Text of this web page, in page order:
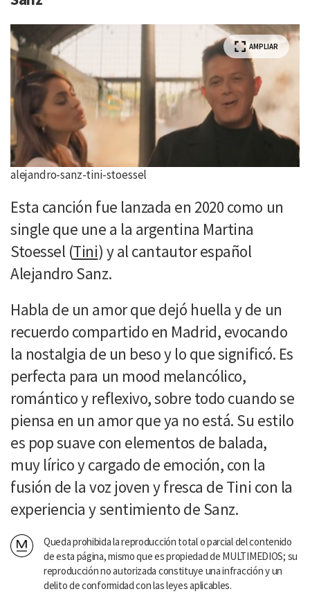
AMPLIAR
alejandro-sanz-tini-stoessel
Esta canción fue lanzada en 2020 como un
single que une a la argentina Martina
Stoessel (Tini) y al cantautor español
Alejandro Sanz.
Habla de un amor que dejó huella y de un
recuerdo compartido en Madrid, evocando
la nostalgia de un beso y lo que significó. Es
perfecta para un mood melancólico,
romántico y reflexivo, sobre todo cuando se
piensa en un amor que ya no está. Su estilo
es pop suave con elementos de balada,
muy lírico y cargado de emoción, con la
fusión de la voz joven y fresca de Tini con la
experiencia y sentimiento de Sanz.
Queda prohibida la reproducción total o parcial del contenido
de esta página, mismo que es propiedad de MULTIMEDIOS; su
reproducción no autorizada constituye una infracción y un
delito de conformidad con las leyes aplicables.